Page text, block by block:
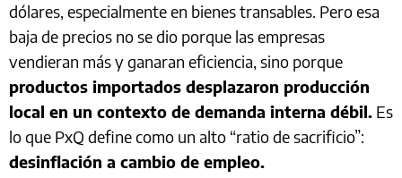
dólares, especialmente en bienes transables. Pero esa
baja de precios no se dio porque las empresas
vendieran más y ganaran eficiencia, sino porque
productos importados desplazaron producción
local en un contexto de demanda interna débil. Es
lo que PxQ define como un alto “ratio de sacrificio”:
desinflación a cambio de empleo.